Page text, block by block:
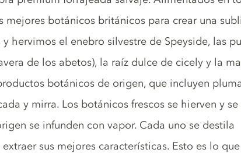
mejores botánicos británicos para crear una
hervimos el enebro silvestre de Speyside, las
de los abetos), la raíz dulce de cicely y la
botánicos de origen, que incluyen
y mirra. Los botánicos frescos se hierven y
se infunden con vapor. Cada uno se destila
sus mejores características. Esto es lo